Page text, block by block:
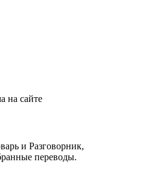
на сайте
и Разговорник,
переводы.